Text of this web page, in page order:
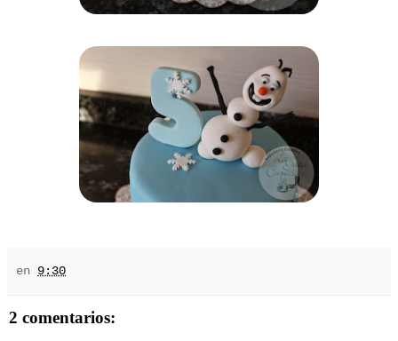
en 9:30
2 comentarios: